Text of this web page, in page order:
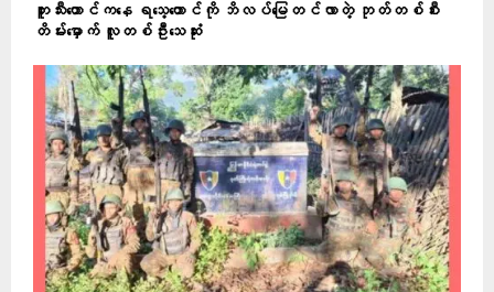
ဘူးသီးတောင်ကနေ ရသေ့တောင်ကို ဘိလပ်မြေတင်လာတဲ့ ဘုတ်တစ်စီး
တိမ်းမှောက် လူတစ်ဦးသေဆုံး